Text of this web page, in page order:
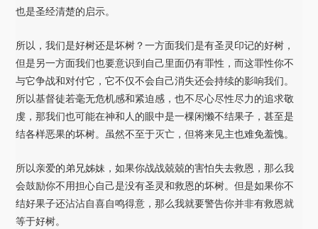
也是圣经清楚的启示。
所以，我们是好树还是坏树？一方面我们是有圣灵印记的好树，
但是另一方面我们也要意识到自己里面仍有罪性，而这罪性你不
与它争战和对付它，它不仅不会自己消失还会持续的影响我们。
所以基督徒若毫无危机感和紧迫感，也不尽心尽性尽力的追求敬
虔，那我们也可能在神和人的眼中是一棵闲懒不结果子，甚至是
结各样恶果的坏树。虽然不至于灭亡，但将来见主也难免羞愧。
所以亲爱的弟兄姊妹，如果你战战兢兢的害怕失去救恩，那么我
会鼓励你不用担心自己是没有圣灵和救恩的坏树。但是如果你不
结好果子还沾沾自喜自鸣得意，那么我就要警告你并非有救恩就
等于好树。